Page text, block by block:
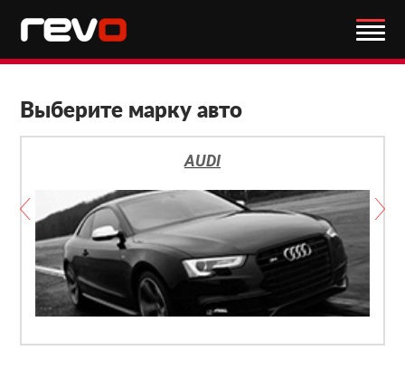
Выберите марку авто
AUDI